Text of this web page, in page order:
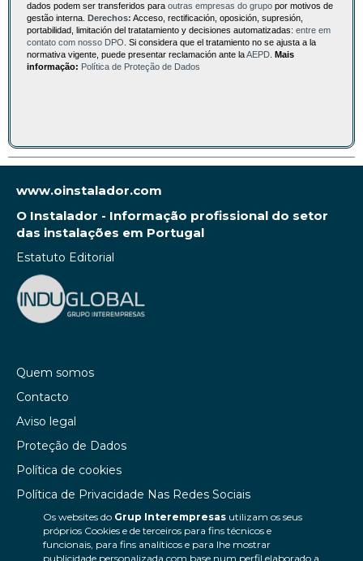
Os websites do Grup Interempresasutilizam os seus
próprios Cookies e de terceiros para fins técnicos e
funcionais, para fins analíticos e para lhe mostrar
publicidade personalizada com base num perfil elaborado a
dados podem ser transferidos para outras empresas do grupo por motivos de
gestão interna.
Derechos: Acceso, rectificación, oposición, supresión,
portabilidad, limitación del tratatamiento y decisiones automatizadas: entre em
contato com nosso DPO . Si considera que el tratamiento no se ajusta a la
normativa vigente, puede presentar reclamación ante laAEPD
Mais
informação: Política de Proteção de Dados
www.oinstalador.com
O Instalador - Informação profissional do setor
das instalações em Portugal
Estatuto Editorial
Quem somos
Contacto
Aviso legal
Proteção de Dados
Política de cookies
Política de Privacidade Nas Redes Sociais
Canal de denúncias
Colaborações editoriais